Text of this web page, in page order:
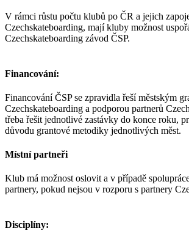
V rámci růstu počtu klubů po ČR a jejich
Czechskateboarding, mají kluby možnost
Czechskateboarding závod ČSP.
Financování:
Financování ČSP se zpravidla řeší městským
Czechskateboarding a podporou partnerů
třeba řešit jednotlivé zastávky do konce roku,
důvodu grantové metodiky jednotlivých měst.
Místní partneři
Klub má možnost oslovit a v případě
partnery, pokud nejsou v rozporu s partnery
Disciplíny: